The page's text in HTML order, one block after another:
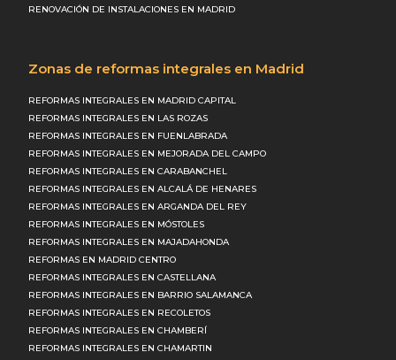
RENOVACIÓN DE INSTALACIONES EN MADRID
Zonas de reformas integrales en Madrid
REFORMAS INTEGRALES EN MADRID CAPITAL
REFORMAS INTEGRALES EN LAS ROZAS
REFORMAS INTEGRALES EN FUENLABRADA
REFORMAS INTEGRALES EN MEJORADA DEL CAMPO
REFORMAS INTEGRALES EN CARABANCHEL
REFORMAS INTEGRALES EN ALCALÁ DE HENARES
REFORMAS INTEGRALES EN ARGANDA DEL REY
REFORMAS INTEGRALES EN MÓSTOLES
REFORMAS INTEGRALES EN MAJADAHONDA
REFORMAS EN MADRID CENTRO
REFORMAS INTEGRALES EN CASTELLANA
REFORMAS INTEGRALES EN BARRIO SALAMANCA
REFORMAS INTEGRALES EN RECOLETOS
REFORMAS INTEGRALES EN CHAMBERÍ
REFORMAS INTEGRALES EN CHAMARTIN